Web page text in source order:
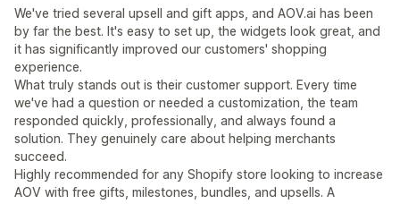
We've tried several upsell and gift apps, and AOV.ai has been
by far the best. It's easy to set up, the widgets look great, and
it has significantly improved our customers' shopping
experience.
What truly stands out is their customer support. Every time
we've had a question or needed a customization, the team
responded quickly, professionally, and always found a
solution. They genuinely care about helping merchants
succeed.
Highly recommended for any Shopify store looking to increase
AOV with free gifts, milestones, bundles, and upsells. A